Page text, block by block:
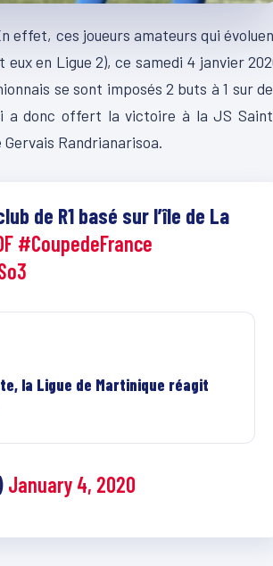
effet, ces joueurs amateurs qui
en Ligue 2), ce samedi 4 janvier
se sont imposés 2 buts à 1 sur
a donc offert la victoire à la JS
Randrianarisoa.
de R1 basé sur l’île de La
#CoupedeFrance
la Ligue de Martinique réagit
January 4, 2020